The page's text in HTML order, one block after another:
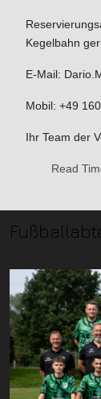
Kegelbahn
E-Mail:
Mobil: +49
Ihr Team der
Read